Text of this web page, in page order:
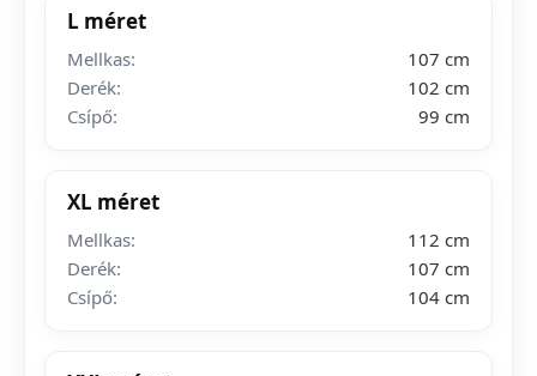
L méret
Mellkas:
107 cm
Derék:
102 cm
Csípő:
99 cm
XL méret
Mellkas:
112 cm
Derék:
107 cm
Csípő:
104 cm